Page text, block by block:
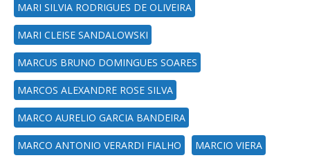
MARI SILVIA RODRIGUES DE OLIVEIRA
MARI CLEISE SANDALOWSKI
MARCUS BRUNO DOMINGUES SOARES
MARCOS ALEXANDRE ROSE SILVA
MARCO AURELIO GARCIA BANDEIRA
MARCO ANTONIO VERARDI FIALHO MARCIO VIERA